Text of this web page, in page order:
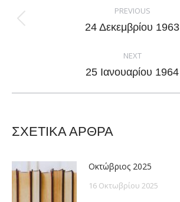
navigation
PREVIOUS
Previous
24 Δεκεμβρίου 1963
NEXT
Next
25 Ιανουαρίου 1964
ΣΧΕΤΙΚΑ ΑΡΘΡΑ
Οκτώβριος 2025
16 Οκτωβρίου 2025